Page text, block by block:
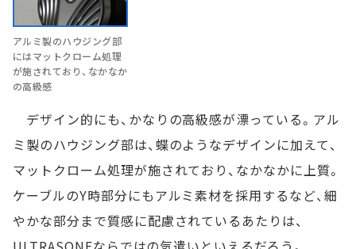
アルミ製のハウジング部
にはマットクローム処理
が施されており、なかなか
の高級感
デザイン的にも、かなりの高級感が漂っている。アル
ミ製のハウジング部は、蝶のようなデザインに加えて、
マットクローム処理が施されており、なかなかに上質。
ケーブルのY時部分にもアルミ素材を採用するなど、細
やかな部分まで質感に配慮されているあたりは、